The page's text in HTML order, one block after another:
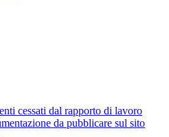
cessati dal rapporto di lavoro
da pubblicare sul sito